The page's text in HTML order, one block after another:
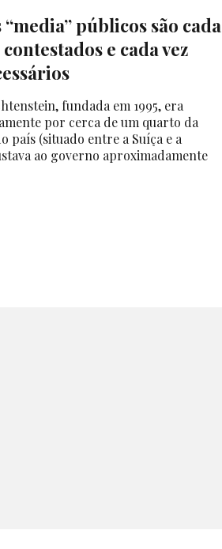
“media” públicos são cada
e cada vez
fundada em 1995, era
por cerca de um quarto da
país (situado entre a Suíça e a
ao governo aproximadamente